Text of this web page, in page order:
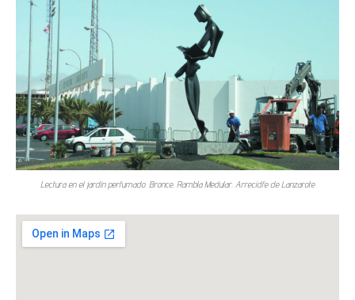
Lectura en el jardín perfumado. Bronce. Rambla Medular. Arrecidfe de Lanzarote